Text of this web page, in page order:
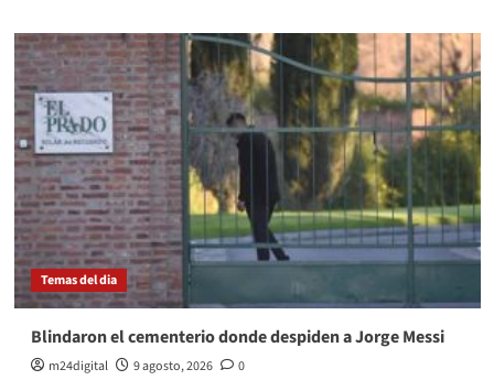
Temas del dia
Blindaron el cementerio donde despiden a Jorge Messi
m24digital 9 agosto, 2026 0